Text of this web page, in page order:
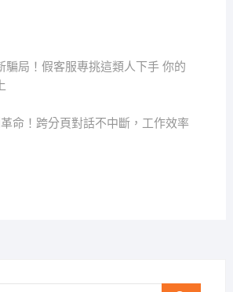
騙局！假客服專挑這類人下手 你的
命！跨分頁對話不中斷，工作效率